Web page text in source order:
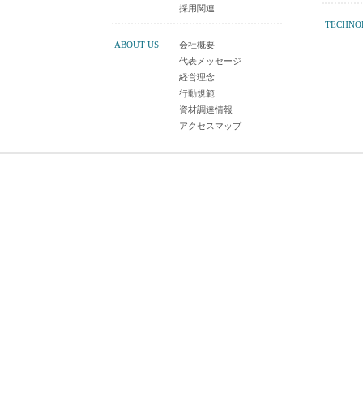
採用関連
ABOUT US
会社概要
代表メッセージ
経営理念
行動規範
資材調達情報
アクセスマップ